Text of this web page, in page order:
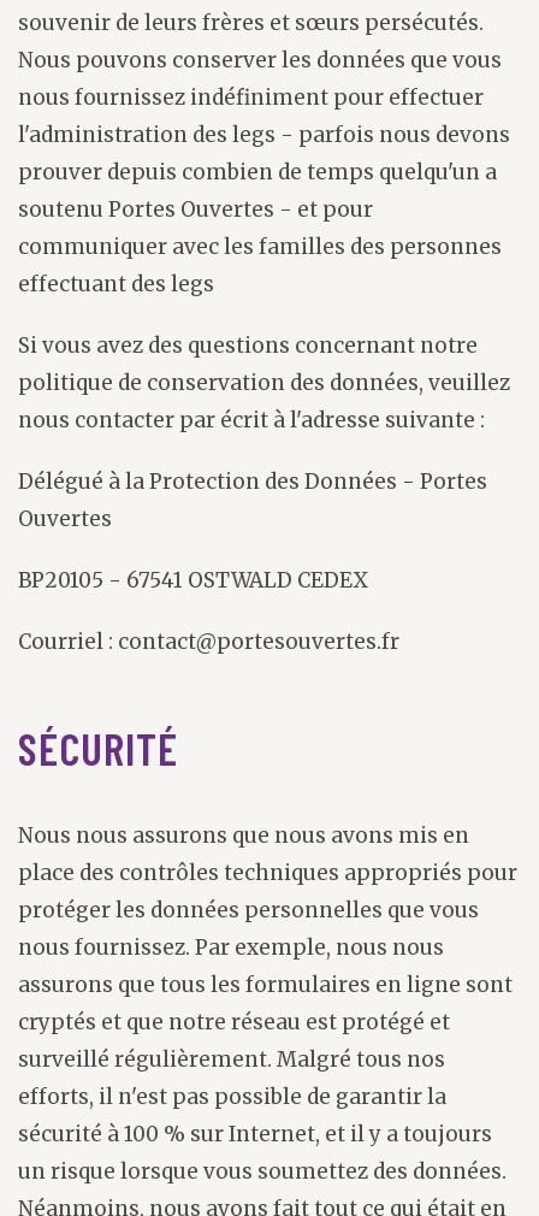
souvenir de leurs frères et sœurs persécutés.
Nous pouvons conserver les données que vous
nous fournissez indéfiniment pour effectuer
l'administration des legs - parfois nous devons
prouver depuis combien de temps quelqu'un a
soutenu Portes Ouvertes - et pour
communiquer avec les familles des personnes
effectuant des legs
Si vous avez des questions concernant notre
politique de conservation des données, veuillez
nous contacter par écrit à l'adresse suivante :
Délégué à la Protection des Données - Portes
Ouvertes
BP20105 - 67541 OSTWALD CEDEX
Courriel : contact@portesouvertes.fr
SÉCURITÉ
Nous nous assurons que nous avons mis en
place des contrôles techniques appropriés pour
protéger les données personnelles que vous
nous fournissez. Par exemple, nous nous
assurons que tous les formulaires en ligne sont
cryptés et que notre réseau est protégé et
surveillé régulièrement. Malgré tous nos
efforts, il n'est pas possible de garantir la
sécurité à 100 % sur Internet, et il y a toujours
un risque lorsque vous soumettez des données.
Néanmoins, nous avons fait tout ce qui était en